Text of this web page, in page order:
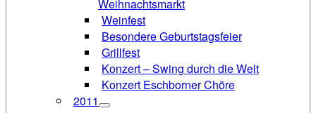
Weihnachtsmarkt
Weinfest
Besondere Geburtstagsfeier
Grillfest
Konzert – Swing durch die Welt
Konzert Eschborner Chöre
2011